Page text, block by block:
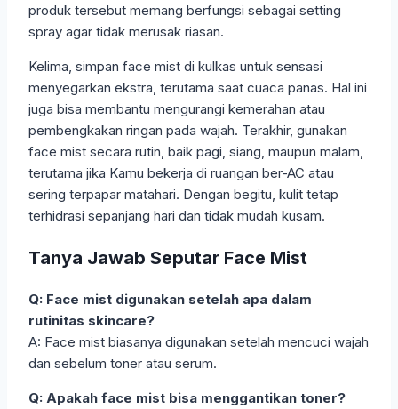
produk tersebut memang berfungsi sebagai setting
spray agar tidak merusak riasan.
Kelima, simpan face mist di kulkas untuk sensasi
menyegarkan ekstra, terutama saat cuaca panas. Hal ini
juga bisa membantu mengurangi kemerahan atau
pembengkakan ringan pada wajah. Terakhir, gunakan
face mist secara rutin, baik pagi, siang, maupun malam,
terutama jika Kamu bekerja di ruangan ber-AC atau
sering terpapar matahari. Dengan begitu, kulit tetap
terhidrasi sepanjang hari dan tidak mudah kusam.
Tanya Jawab Seputar Face Mist
Q: Face mist digunakan setelah apa dalam
rutinitas skincare?
A: Face mist biasanya digunakan setelah mencuci wajah
dan sebelum toner atau serum.
Q: Apakah face mist bisa menggantikan toner?